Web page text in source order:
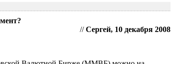
//Сергей, 10 декабря 2008